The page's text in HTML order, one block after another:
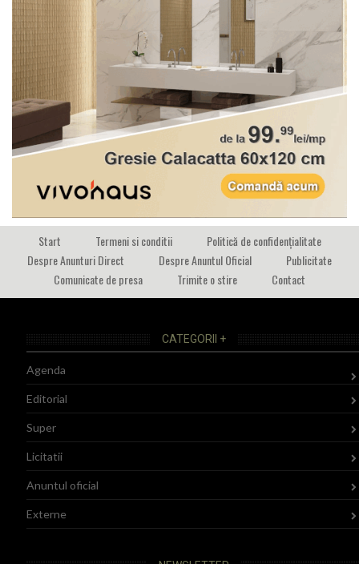
Start Termeni si conditii
Politică de confidențialitate
Despre Anunturi Direct
Despre Anuntul Oficial
Publicitate
Comunicate de presa
Trimite o stire Contact
CATEGORII +
Agenda
Editorial
Super
Licitatii
Anuntul oficial
Externe